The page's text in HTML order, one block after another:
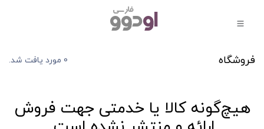
فروشگاه 0 مورد یافت شد.
هیچ‌گونه کالا یا خدمتی جهت فروش